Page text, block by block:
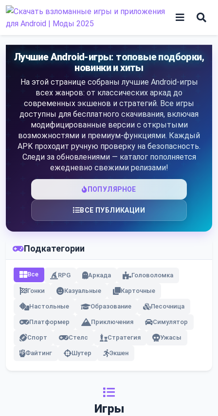
Skip
content
Игры
Лучшие Android-игры: топовые подборки,
новинки и хиты
На этой странице собраны лучшие Android-игры
всех жанров: от классических аркад до
современных экшенов и стратегий. Все игры
доступны для бесплатного скачивания, включая
модифицированные версии с открытыми
возможностями и премиум-функциями. Каждый
APK проходит ручную проверку на безопасность.
Следи за обновлениями — каталог пополняется
ежедневно свежими релизами!
ПОПУЛЯРНОЕ
ВСЕ ПУБЛИКАЦИИ
Подкатегории
Все RPG Аркада Головоломка
Гонки Казуальные Карточные
Настольные Образование Песочница
Платформер Приключения Симулятор
Спорт Стелс Стратегия Ужасы
Файтинг Шутер Экшен
Игры